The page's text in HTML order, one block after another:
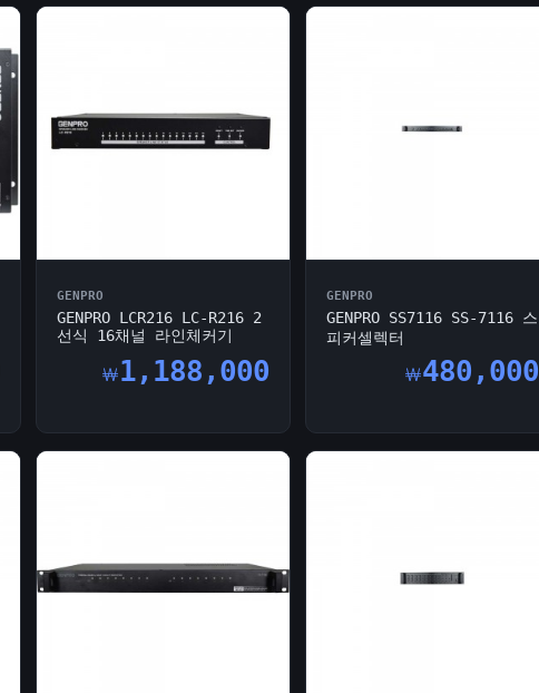
GENPRO
GENPRO LCR216 LC-R216 2
선식 16채널 라인체커기
￦1,188,000
GENPRO
GENPRO SS7116 SS-7116 스
피커셀렉터
￦480,000